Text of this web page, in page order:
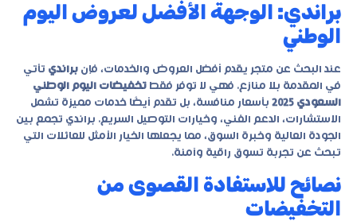
براندي: الوجهة الأفضل لعروض اليوم
الوطني
عند البحث عن متجر يقدم أفضل العروض والخدمات، فإن براندي تأتي
في المقدمة بلا منازع. فهي لا توفر فقط تخفيضات اليوم الوطني
السعودي 2025
بأسعار منافسة، بل تقدم أيضًا خدمات مميزة تشمل
الاستشارات، الدعم الفني، وخيارات التوصيل السريع. براندي تجمع بين
الجودة العالية وخبرة السوق، مما يجعلها الخيار الأمثل للعائلات التي
تبحث عن تجربة تسوق راقية وآمنة.
نصائح للاستفادة القصوى من
التخفيضات